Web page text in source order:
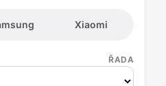
Xiaomi
ŘADA